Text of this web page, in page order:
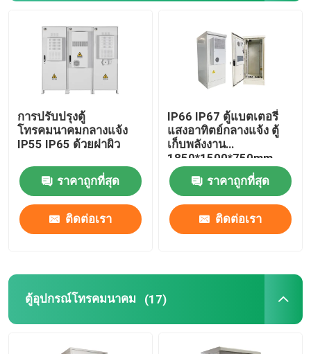
เครื่องปรับความแรงแบบ 48V DC
Flatpack2 ระบบไฟฟ้ารวม
แบตเตอรี่ลิเธียมเทเลคอม
การปรับปรุงตู้
โทรคมนาคมกลางแจ้ง
IP55 IP65 ด้วยฝาผิว
ราคาถูกที่สุด
ติดต่อเรา
IP66 IP67 ตู้แบตเตอรี่
แสงอาทิตย์กลางแจ้ง ตู้
เก็บพลังงาน
1850*1500*750mm
ราคาถูกที่สุด
ติดต่อเรา
ตู้อุปกรณ์โทรคมนาคม (17)